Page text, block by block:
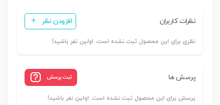
نظرات کاربران افزودن نظر
نظری برای این محصول ثبت نشده است. اولین نفر باشید!
پرسش ها ثبت پرسش
پرسش برای این محصول ثبت نشده است. اولین نفر باشید!